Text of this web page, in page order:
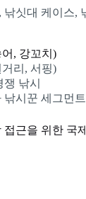
낚싯대 케이스,
, 강꼬치)
리, 서핑)
낚시
시꾼 세그먼트
근을 위한 국